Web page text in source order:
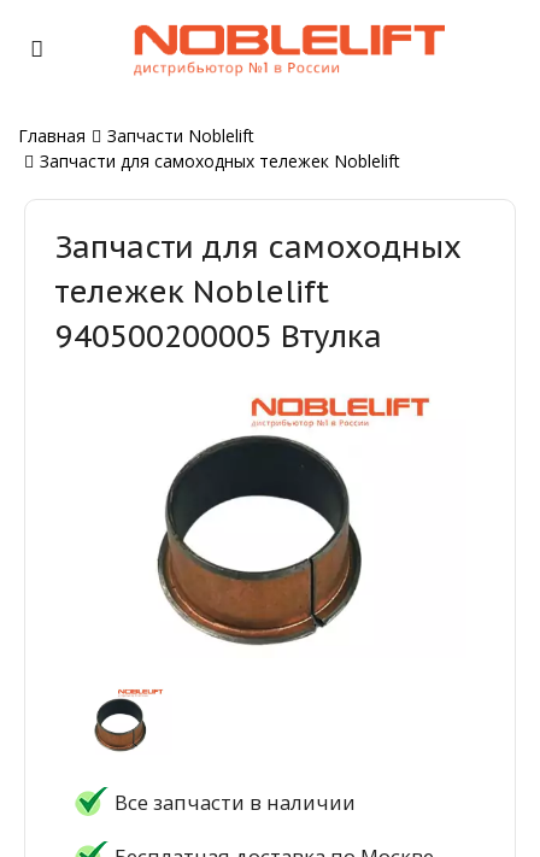
Главная
Запчасти Noblelift
Запчасти для самоходных тележек Noblelift
Запчасти для самоходных
тележек Noblelift
940500200005 Втулка
Все запчасти в наличии